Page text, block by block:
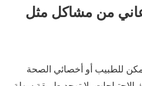
من مشاكل مثل
للطبيب أو أخصائي الصحة